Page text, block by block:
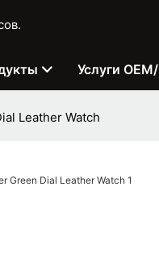
Услуги
Leather Watch